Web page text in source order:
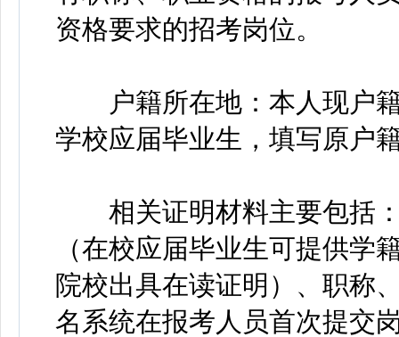
资格要求的招考岗位。
户籍所在地：本人现户籍
学校应届毕业生，填写原户
相关证明材料主要包括：
（在校应届毕业生可提供学
院校出具在读证明）、职称
名系统在报考人员首次提交